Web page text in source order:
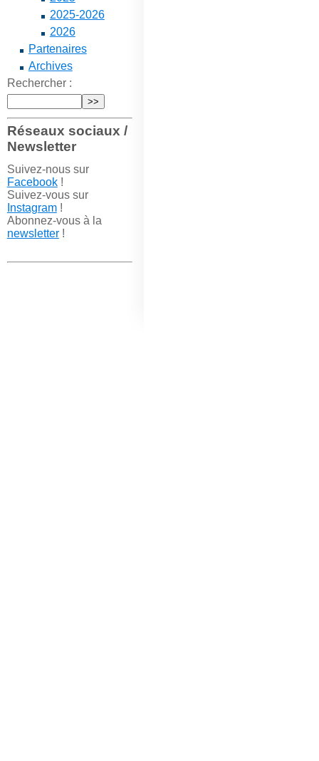
2025-2026
2026
Partenaires
Archives
Rechercher :
Réseaux sociaux /
Newsletter
Suivez-nous sur
Facebook!
Suivez-vous sur
Instagram!
Abonnez-vous à la
newsletter!